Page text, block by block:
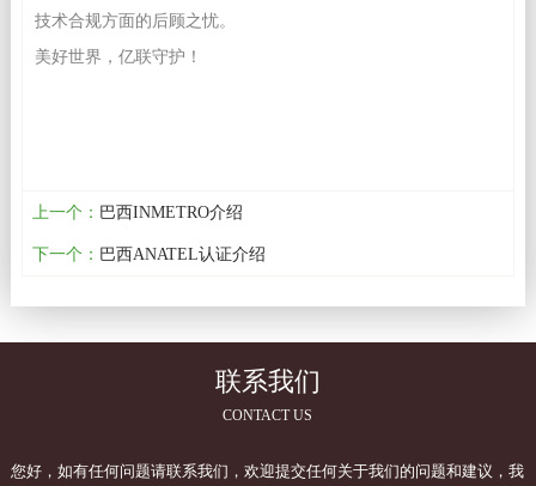
技术合规方面的后顾之忧。
美好世界，亿联守护！
上一个： 巴西INMETRO介绍
下一个： 巴西ANATEL认证介绍
联系我们
CONTACT US
您好，如有任何问题请联系我们，欢迎提交任何关于我们的问题和建议，我